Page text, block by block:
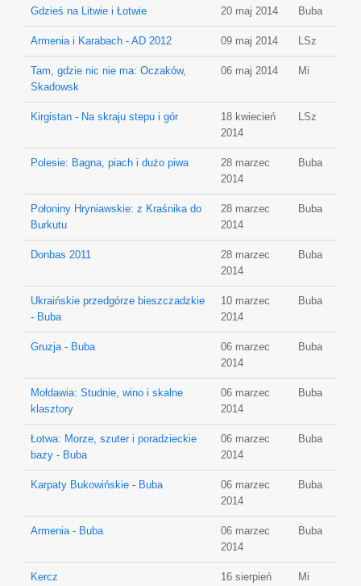
Gdzieś na Litwie i Łotwie 20 maj 2014 Buba
Armenia i Karabach - AD 2012 09 maj 2014 LSz
Tam, gdzie nic nie ma: Oczaków,
Skadowsk
06 maj 2014 Mi
Kirgistan - Na skraju stepu i gór
18 kwiecień
2014
LSz
Polesie: Bagna, piach i dużo piwa
28 marzec
2014
Buba
Połoniny Hryniawskie: z Kraśnika do
Burkutu
28 marzec
2014
Buba
Donbas 2011
28 marzec
2014
Buba
Ukraińskie przedgórze bieszczadzkie
- Buba
10 marzec
2014
Buba
Gruzja - Buba
06 marzec
2014
Buba
Mołdawia: Studnie, wino i skalne
klasztory
06 marzec
2014
Buba
Łotwa: Morze, szuter i poradzieckie
bazy - Buba
06 marzec
2014
Buba
Karpaty Bukowińskie - Buba
06 marzec
2014
Buba
Armenia - Buba
06 marzec
2014
Buba
Kercz
16 sierpień
Mi